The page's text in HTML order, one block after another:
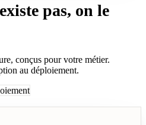
pas, on le
conçus pour votre métier.
au déploiement.